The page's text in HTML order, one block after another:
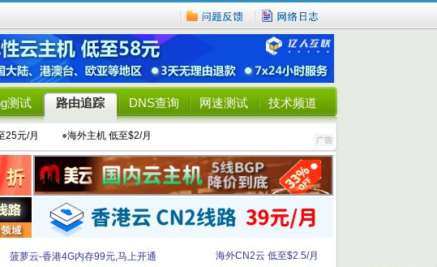
测试 路由追踪 DNS查询 网速测试 技术频道
25元/月 ●海外主机 低至$2/月
菠萝云-香港4G内存99元,马上开通
海外CN2云 低至$2.5/月